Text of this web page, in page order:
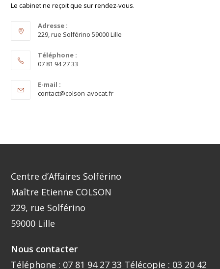
Le cabinet ne reçoit que sur rendez-vous.
Adresse :
229, rue Solférino 59000 Lille
Téléphone :
07 81 94 27 33
E-mail :
contact@colson-avocat.fr
Centre d’Affaires Solférino
Maître Etienne COLSON
229, rue Solférino
59000 Lille
Nous contacter
Téléphone : 07 81 94 27 33 Télécopie : 03 20 42